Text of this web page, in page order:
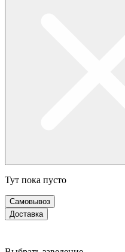
Тут пока пусто
Самовывоз
Доставка